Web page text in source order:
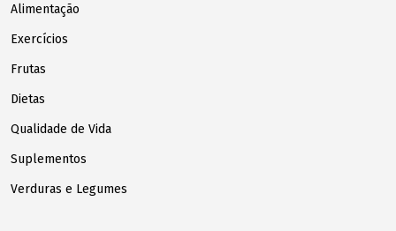
Alimentação
Exercícios
Frutas
Dietas
Qualidade de Vida
Suplementos
Verduras e Legumes